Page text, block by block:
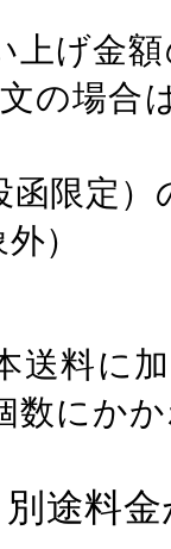
上げ金
の場合
函限定
）
送料に
数にか
途料